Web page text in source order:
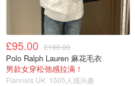
£95.00 £190.00
Polo Ralph Lauren 麻花毛衣
男款女穿松弛感拉满！
Flannels UK 1505人感兴趣